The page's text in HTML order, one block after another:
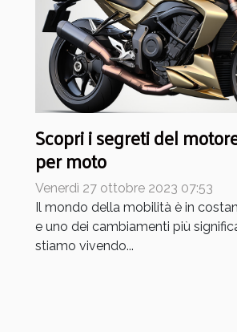
Scopri i segreti del
per moto
Venerdì 27 ottobre 2023 07:53
Il mondo della mobilità è in
e uno dei cambiamenti più
stiamo vivendo...